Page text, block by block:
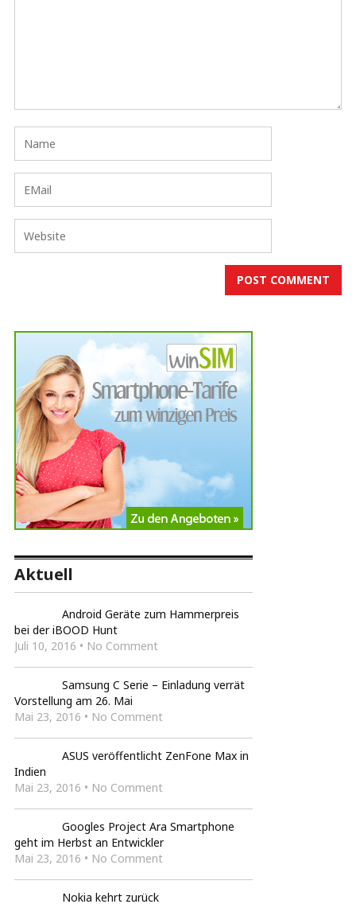
Aktuell
Android Geräte zum Hammerpreis
bei der iBOOD Hunt
Juli 10, 2016 • No Comment
Samsung C Serie – Einladung verrät
Vorstellung am 26. Mai
Mai 23, 2016 • No Comment
ASUS veröffentlicht ZenFone Max in
Indien
Mai 23, 2016 • No Comment
Googles Project Ara Smartphone
geht im Herbst an Entwickler
Mai 23, 2016 • No Comment
Nokia kehrt zurück